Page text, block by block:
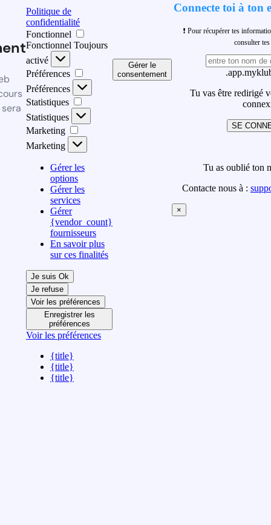
Politique de
confidentialité
Fonctionnel
Fonctionnel Toujours
activé
Préférences
Préférences
Statistiques
Statistiques
Marketing
Marketing
Gérer les
options
Gérer les
services
Gérer
{vendor_count}
fournisseurs
En savoir plus
sur ces finalités
Je suis Ok
Je refuse
Voir les préférences
Enregistrer les
préférences
Voir les préférences
{title}
{title}
{title}
Gérer le
consentement
Connecte toi à ton
❗ Pour récupérer tes
consulter
Tu vas être redirigé
SE
Tu as oublié ton
Contacte nous à :
×